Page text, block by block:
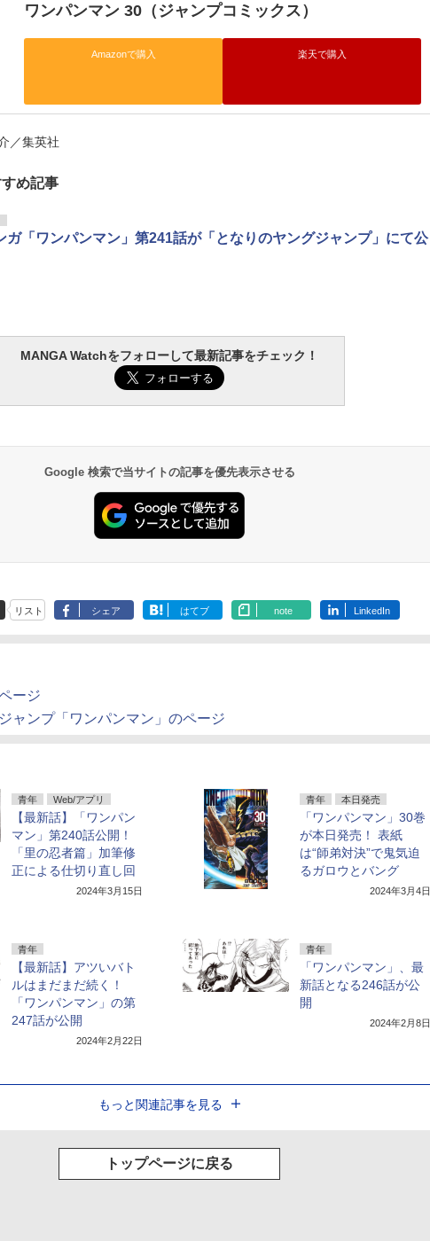
ワンパンマン 30（ジャンプコミックス）
Amazonで購入 楽天で購入
／集英社
め記事
ガ「ワンパンマン」第241話が「となりのヤングジャンプ」にて公
MANGA Watchをフォローして最新記事をチェック！
Google 検索で当サイトの記事を優先表示させる
リスト シェア はてブ note LinkedIn
ージ
ャンプ「ワンパンマン」のページ
青年 Web/アプリ
【最新話】「ワンパン
マン」第240話公開！
「里の忍者篇」加筆修
正による仕切り直し回
2024年3月15日
青年 本日発売
「ワンパンマン」30巻
が本日発売！ 表紙
は“師弟対決”で鬼気迫
るガロウとバング
2024年3月4日
青年
【最新話】アツいバト
ルはまだまだ続く！
「ワンパンマン」の第
247話が公開
2024年2月22日
青年
「ワンパンマン」、最
新話となる246話が公
開
2024年2月8日
もっと関連記事を見る
トップページに戻る